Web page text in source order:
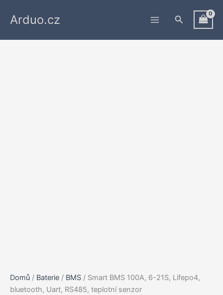
Arduo.cz Hledat
Domů / Baterie / BMS / Smart BMS 100A, 6-21S, Lifepo4,
bluetooth, Uart, RS485, teplotní senzor